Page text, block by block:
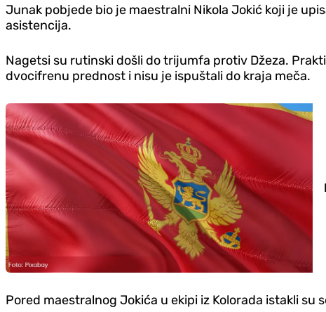
Junak pobjede bio je maestralni Nikola Jokić koji je
asistencija.
Nagetsi su rutinski došli do trijumfa protiv Džeza.
dvocifrenu prednost i nisu je ispuštali do kraja meča.
Pored maestralnog Jokića u ekipi iz Kolorada istakli su